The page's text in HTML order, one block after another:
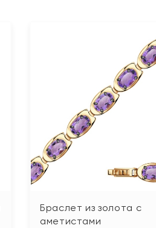
Браслет из золота с
аметистами